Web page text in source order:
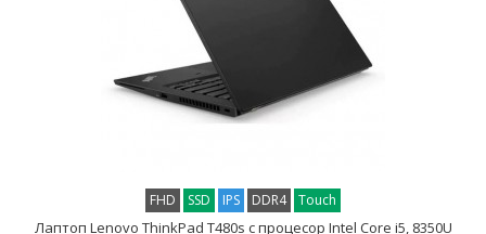
FHD SSD IPS DDR4 Touch
Лаптоп Lenovo ThinkPad T480s с процесор Intel Core i5, 8350U